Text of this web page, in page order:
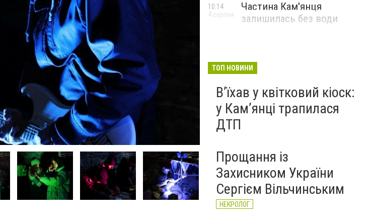
Частина Кам'янця
залишилась без води
10:14
4 серпня
ТОП НОВИНИ
Вʼїхав у квітковий кіоск:
у Камʼянці трапилася
ДТП
Прощання із
Захисником України
Сергієм Вільчинським
НЕКРОЛОГ